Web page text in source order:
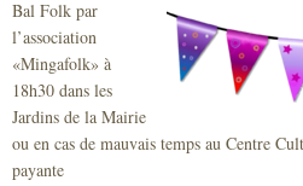
Sécurité civile
Sécurité publique
Bal Folk par
l’association
«Mingafolk» à
18h30 dans les
Jardins de la Mairie
ou en cas de mauvais temps au Centre
payante